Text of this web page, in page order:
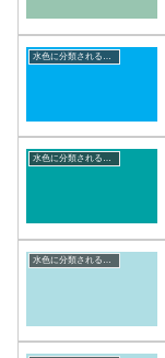
水色に分類される色一覧
水色に分類される色一覧